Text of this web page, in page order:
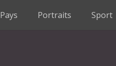
Pays Portraits Sport